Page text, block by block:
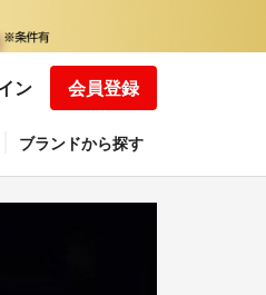
ン 会員登録
ブランドから探す